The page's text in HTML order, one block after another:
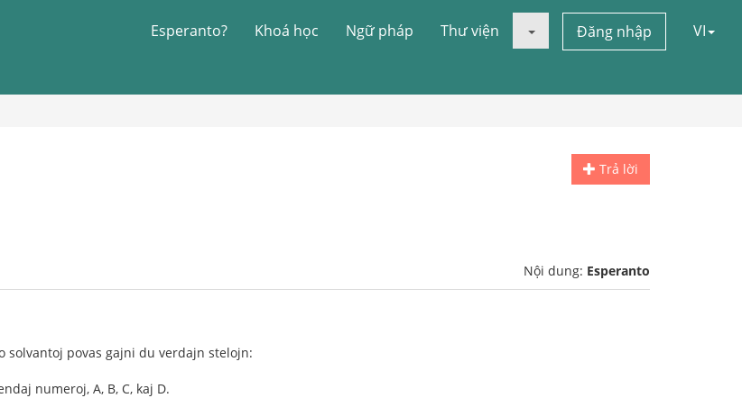
Esperanto? Khoá học Ngữ pháp Thư viện Đăng nhập VI
Trả lời
Nội dung: Esperanto
solvantoj povas gajni du verdajn stelojn:
numeroj, A, B, C, kaj D.